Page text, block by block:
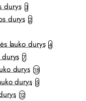
durys 3
durys 2
lauko durys 4
7
durys 18
durys 5
12